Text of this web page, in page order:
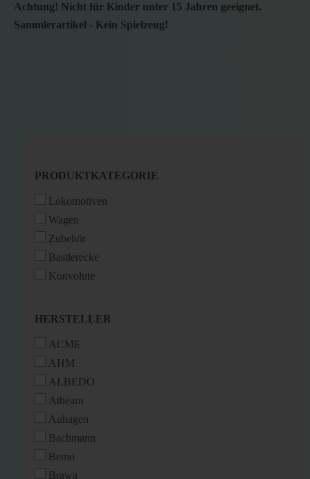
Achtung! Nicht für Kinder unter 15 Jahren geeignet.
Sammlerartikel - Kein Spielzeug!
PRODUKTKATEGORIE
PRODUKTKATEGORIE
Lokomotiven
Wagen
Zubehör
Bastlerecke
Konvolute
HERSTELLER
HERSTELLER
ACME
AHM
ALBEDO
Athearn
Auhagen
Bachmann
Bemo
Brawa